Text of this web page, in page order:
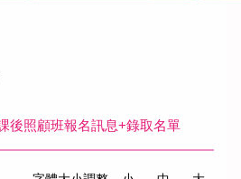
後照顧班報名訊息+錄取名單